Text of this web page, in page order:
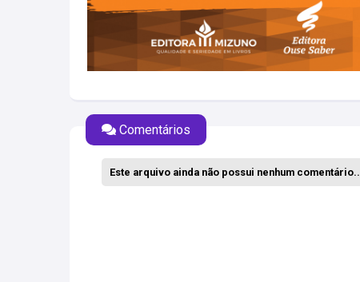
Comentários
Este arquivo ainda não possui nenhum